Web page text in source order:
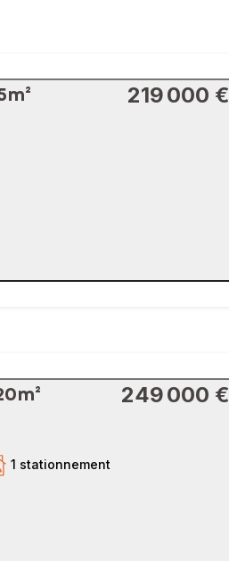
219 000 €
249 000 €
1 stationnement